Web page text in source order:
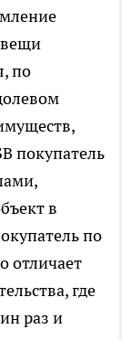
по
покупатель
в
по
отличает
где
раз и